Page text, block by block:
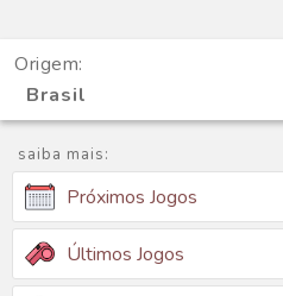
Origem:
Brasil
saiba mais:
Próximos Jogos
Últimos Jogos